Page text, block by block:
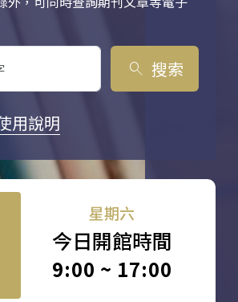
search 搜索
用說明
星期六
今日開館時間
9:00 ~ 17:00